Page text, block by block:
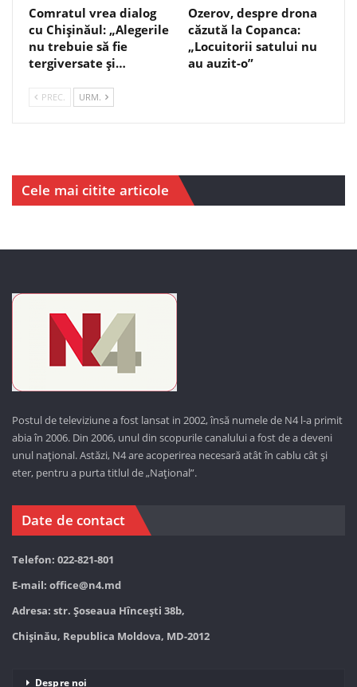
Comratul vrea dialog
cu Chișinăul: „Alegerile
nu trebuie să fie
tergiversate și…
Ozerov, despre drona
căzută la Copanca:
„Locuitorii satului nu
au auzit-o”
PREC. URM.
Cele mai citite articole
Postul de televiziune a fost lansat in 2002, însă numele de N4 l-a primit
abia în 2006. Din 2006, unul din scopurile canalului a fost de a deveni
unul național. Astăzi, N4 are acoperirea necesară atât în cablu cât și
eter, pentru a purta titlul de „Național”.
Date de contact
Telefon: 022-821-801
E-mail: office@n4.md
Adresa: str. Șoseaua Hînceşti 38b,
Chișinău, Republica Moldova, MD-2012
Despre noi